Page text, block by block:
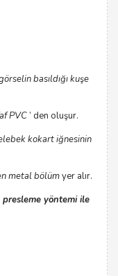
basıldığı kuşe
PVC ’ den oluşur.
kokart iğnesinin
metal bölümyer alır.
yöntemi ile